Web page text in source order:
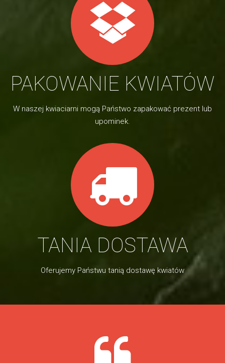
PAKOWANIE KWIATÓW
W naszej kwiaciarni mogą Państwo zapakować prezent lub
upominek.
TANIA DOSTAWA
Oferujemy Państwu tanią dostawę kwiatów